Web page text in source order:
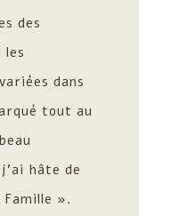
des
les
dans
tout au
hâte de
».